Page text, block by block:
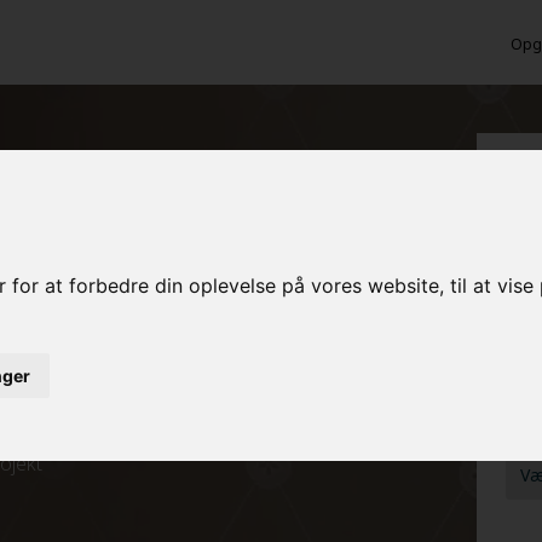
at forbedre din oplevelse på vores website, til at
samme